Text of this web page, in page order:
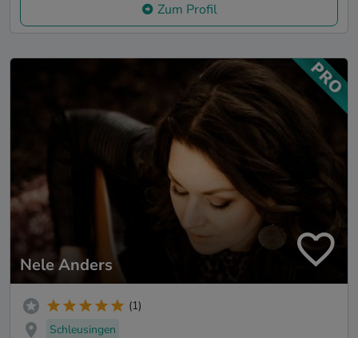
Zum Profil
Nele Anders
(1)
Schleusingen